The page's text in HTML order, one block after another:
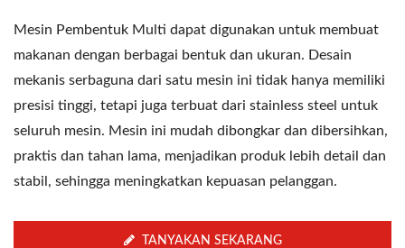
Mesin Pembentuk Multi dapat digunakan untuk membuat
makanan dengan berbagai bentuk dan ukuran. Desain
mekanis serbaguna dari satu mesin ini tidak hanya memiliki
presisi tinggi, tetapi juga terbuat dari stainless steel untuk
seluruh mesin. Mesin ini mudah dibongkar dan dibersihkan,
praktis dan tahan lama, menjadikan produk lebih detail dan
stabil, sehingga meningkatkan kepuasan pelanggan.
TANYAKAN SEKARANG